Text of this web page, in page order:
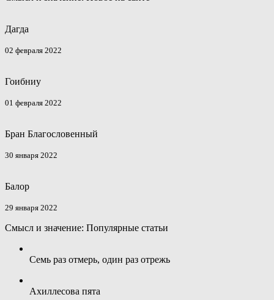
Дагда
02 февраля 2022
Гоибниу
01 февраля 2022
Бран Благословенный
30 января 2022
Балор
29 января 2022
Смысл и значение: Популярные статьи
Семь раз отмерь, один раз отрежь
Ахиллесова пята